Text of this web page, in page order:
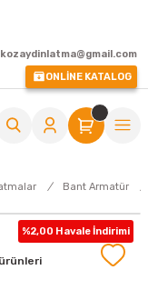
kozaydinlatma@gmail.com
ONLİNE KATALOG
Bant Armatür
%2,00 Havale İndirimi